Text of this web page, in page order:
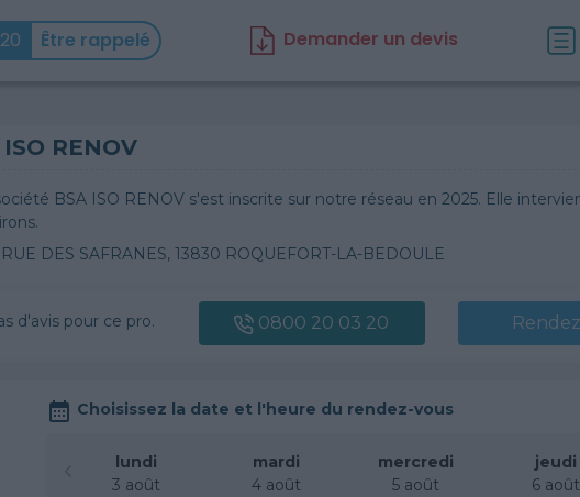
Être rappelé Demander un devis
ISO RENOV
BSA ISO RENOV s'est inscrite sur notre réseau en 2025. Elle
DES SAFRANES, 13830 ROQUEFORT-LA-BEDOULE
d'avis pour ce pro. 0800 20 03 20
Choisissez la date et l'heure du rendez-vous
lundi
3 août
mardi
4 août
mercredi
5 août
jeudi
6 août